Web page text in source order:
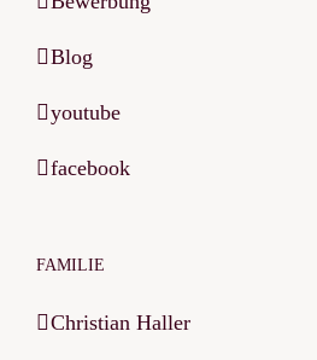
Blog
youtube
facebook
FAMILIE
Christian Haller